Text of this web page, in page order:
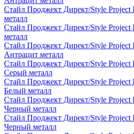
Стайл Проджект Директ/Style
металл
Стайл Проджект Директ/Style
металл
Стайл Проджект Директ/Style
Антрацит металл
Стайл Проджект Директ/Style
Серый металл
Стайл Проджект Директ/Style
Белый металл
Стайл Проджект Директ/Style
Черный металл
Стайл Проджект Директ/Style Project
Черный металл